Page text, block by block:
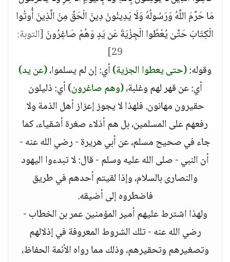
مَا حَرَّمَ اللَّهُ وَرَسُولُهُ وَلَا يَدِينُونَ دِينَ الْحَقِّ مِنَ الَّذِينَ أُوتُوا
الْكِتَابَ حَتَّىٰ يُعْطُوا الْجِزْيَةَ عَن يَدٍ وَهُمْ صَاغِرُونَ[التوبة:
29]
وقوله:(حتى يعطوا الجزية)أي: إن لم يسلموا،(عن يد)
أي: عن قهر لهم وغلبة،(وهم صاغرون)أي: ذليلون
حقيرون مهانون. فلهذا لا يجوز إعزاز أهل الذمة ولا
رفعهم على المسلمين، بل هم أذلاء صغرة أشقياء، كما
جاء في صحيح مسلم، عن أبي هريرة - رضي الله عنه -
أن النبي - صلى الله عليه وسلم - قال: لا تبدءوا اليهود
والنصارى بالسلام، وإذا لقيتم أحدهم في طريق
فاضطروه إلى أضيقه.
ولهذا اشترط عليهم أمير المؤمنين عمر بن الخطاب -
رضي الله عنه - تلك الشروط المعروفة في إذلالهم
وتصغيرهم وتحقيرهم، وذلك مما رواه الأئمة الحفاظ،